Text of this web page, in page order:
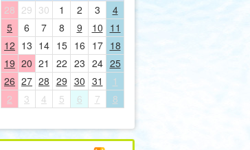
28 29 30 1 2 3
4
5
6 7 8 9 10 11
12 13 14 15 16 17 18
19 20 21 22 23 24 25
26 27 28 29 30 31
1
2
3 4 5 6 7 8